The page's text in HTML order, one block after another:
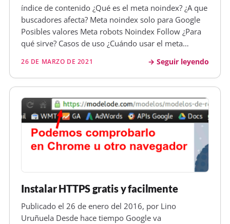
a que Google posicione mejor el blog? Muchas
gracias
índice de contenido ¿Qué es el meta noindex? ¿A que
buscadores afecta? Meta noindex solo para Google
Posibles valores Meta robots Noindex Follow ¿Para
qué sirve? Casos de uso ¿Cuándo usar el meta
Conclusiones ¿Qué es el noindex? El meta noindex
sirve para indicar a los buscado…
26 DE MARZO DE 2021 Seguir leyendo
Instalar HTTPS gratis y facilmente
Publicado el 26 de enero del 2016, por Lino
Uruñuela Desde hace tiempo Google va